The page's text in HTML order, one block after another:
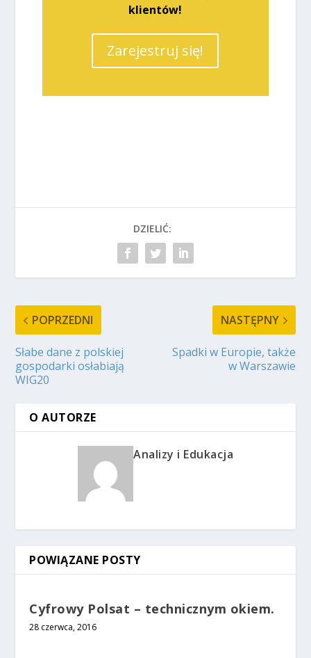
klientów!
Zarejestruj się!
DZIELIĆ:
POPRZEDNI
Słabe dane z polskiej
gospodarki osłabiają
WIG20
NASTĘPNY
Spadki w Europie, także
w Warszawie
O AUTORZE
Analizy i Edukacja
POWIĄZANE POSTY
Cyfrowy Polsat – technicznym okiem.
28 czerwca, 2016